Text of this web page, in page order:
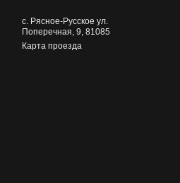
с. Рясное-Русское ул.
Поперечная, 9, 81085
Карта проезда